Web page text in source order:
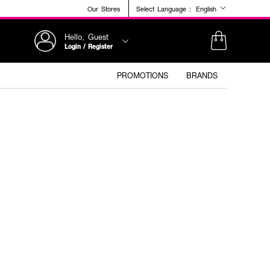
Our Stores Select Language : English
Hello, Guest
Login / Register
PROMOTIONS BRANDS